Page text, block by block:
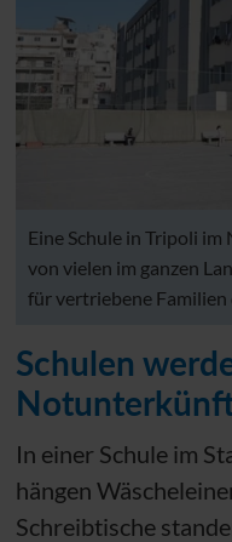
Eine Schule in Tripoli
von vielen im ganzen
für vertriebene Familien
Schulen
In einer Schule im
hängen
Schreibtische